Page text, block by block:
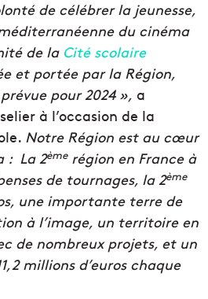
de célébrer la jeunesse,
du cinéma
de la Cité scolaire
et portée par la Région,
pour 2024 », a
à l’occasion de la
Notre Région est au cœur
: La 2èmerégion en France à
de tournages, la 2ème
une importante terre de
à l’image, un territoire en
de nombreux projets, et un
millions d’euros chaque